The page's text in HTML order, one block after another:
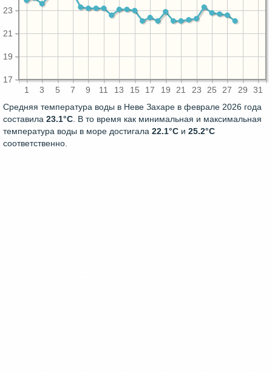
1 3 5 7 9 11 13 15 17 19 21 23 25 27 29 31
17
19
21
23
Средняя температура воды в Неве Захаре в феврале 2026 года
составила 23.1°C. В то время как минимальная и максимальная
температура воды в море достигала 22.1°C и 25.2°C
соответственно.